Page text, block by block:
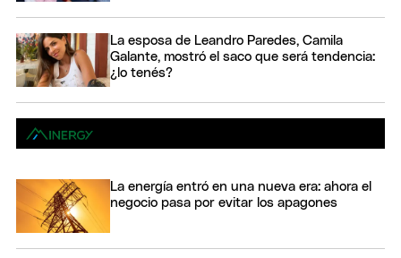
La esposa de Leandro Paredes, Camila
Galante, mostró el saco que será tendencia:
¿lo tenés?
La energía entró en una nueva era: ahora el
negocio pasa por evitar los apagones